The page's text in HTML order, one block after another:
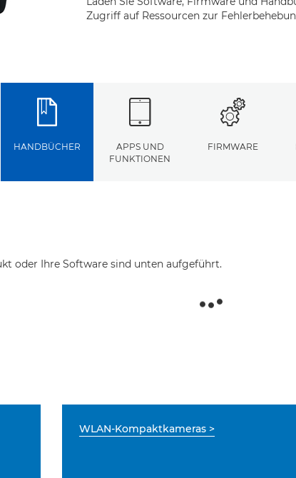
Zugriff auf Ressourcen zur
HANDBÜCHER
APPS UND
FUNKTIONEN
FIRMWARE
oder Ihre Software sind unten aufgeführt.
WLAN-Kompaktkameras >